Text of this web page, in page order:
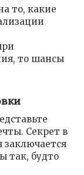
то, какие
то шансы
Секрет в
так, будто